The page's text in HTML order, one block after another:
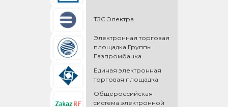
ТЗС Электра
Электронная торговая
площадка Группы
Газпромбанка
Единая электронная
торговая площадка
Общероссийская
cистема электронной